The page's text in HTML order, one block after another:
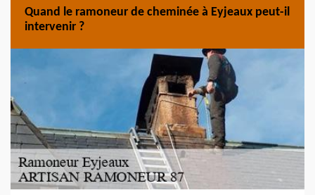
Quand le ramoneur de cheminée à Eyjeaux peut-il
intervenir ?